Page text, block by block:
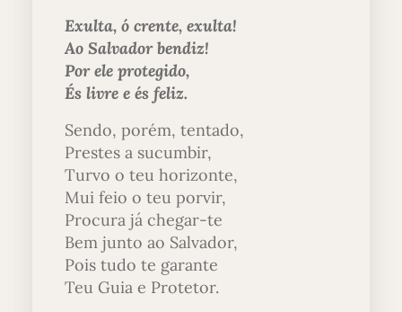
Exulta, ó crente, exulta!
Ao Salvador bendiz!
Por ele protegido,
És livre e és feliz.
Sendo, porém, tentado,
Prestes a sucumbir,
Turvo o teu horizonte,
Mui feio o teu porvir,
Procura já chegar-te
Bem junto ao Salvador,
Pois tudo te garante
Teu Guia e Protetor.